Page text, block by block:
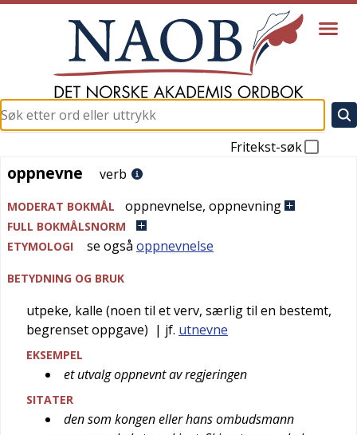
Fritekst-søk
oppnevne
oppnevne verb
MODERAT BOKMÅL oppnevnelse, oppnevning
FULL BOKMÅLSNORM
ETYMOLOGI
se også oppnevnelse
BETYDNING OG BRUK
utpeke, kalle (noen til et verv, særlig til en bestemt,
begrenset oppgave) | jf. utnevne
EKSEMPEL
et utvalg oppnevnt av regjeringen
SITATER
den som kongen eller hans ombudsmann